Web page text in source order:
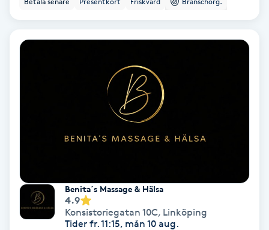
BarnklippningBenita´s Massage & Hälsa
4.9
Konsistoriegatan 10C, Linköping
Tider fr. 11:15, mån 10 aug.